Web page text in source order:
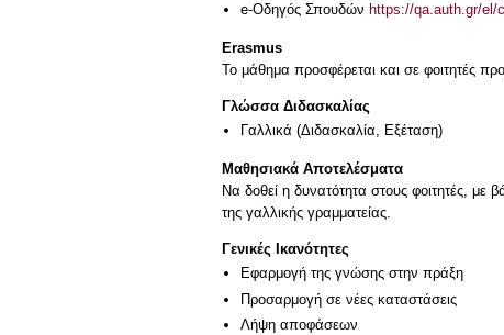
e-Οδηγός Σπουδών https://qa.auth.gr/el/
Erasmus
Το μάθημα προσφέρεται και σε φοιτητές
Γλώσσα Διδασκαλίας
Γαλλικά (Διδασκαλία, Εξέταση)
Μαθησιακά Αποτελέσματα
Να δοθεί η δυνατότητα στους φοιτητές, με
της γαλλικής γραμματείας.
Γενικές Ικανότητες
Εφαρμογή της γνώσης στην πράξη
Προσαρμογή σε νέες καταστάσεις
Λήψη αποφάσεων